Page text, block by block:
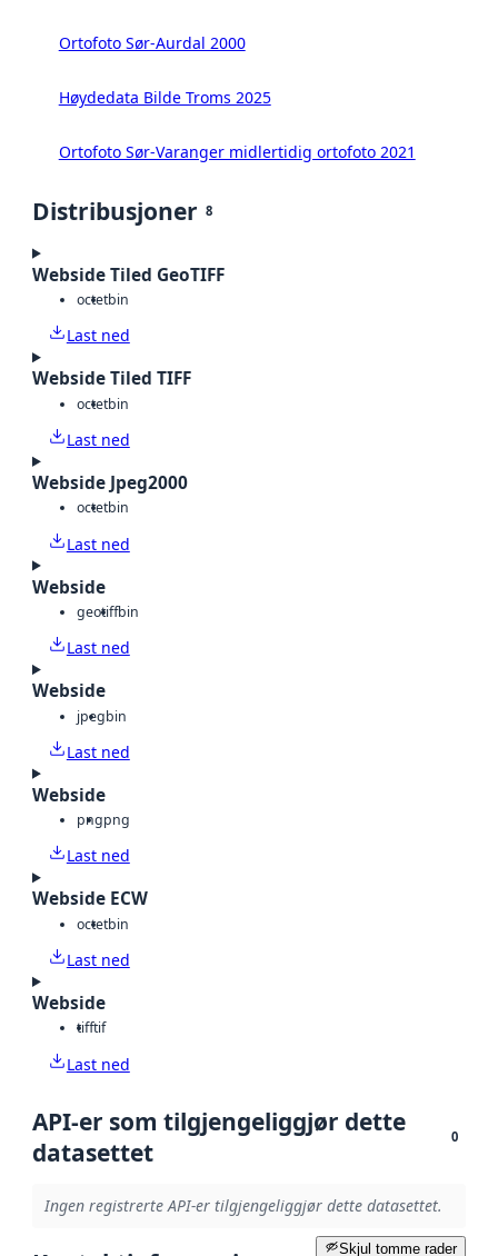
Ortofoto Sør-Aurdal 2000
Høydedata Bilde Troms 2025
Ortofoto Sør-Varanger midlertidig ortofoto 2021
Distribusjoner 8
Webside Tiled GeoTIFF
octetbin
Last ned
Webside Tiled TIFF
octetbin
Last ned
Webside Jpeg2000
octetbin
Last ned
Webside
geotiffbin
Last ned
Webside
jpegbin
Last ned
Webside
pngpng
Last ned
Webside ECW
octetbin
Last ned
Webside
tifftif
Last ned
API-er som tilgjengeliggjør dette
datasettet
0
Ingen registrerte API-er tilgjengeliggjør dette datasettet.
Skjul tomme rader